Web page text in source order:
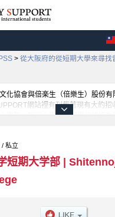
> 從大阪府的從短期大學來尋找
化協會與倍楽生（倍樂生）股份
網站裡有刊載著現有大約招
學院、短期大學、專門學校的招生
方式等對外國留學生是必要之訊息
/ 私立
短期大学部|